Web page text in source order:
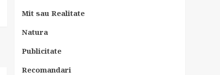
Mit sau Realitate
Natura
Publicitate
Recomandari